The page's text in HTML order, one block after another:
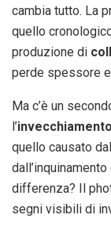
cambia tutto. La
quello
produzione di
perde spessore
Ma c’è un
l’
quello causato
differenza? Il
segni visibili di